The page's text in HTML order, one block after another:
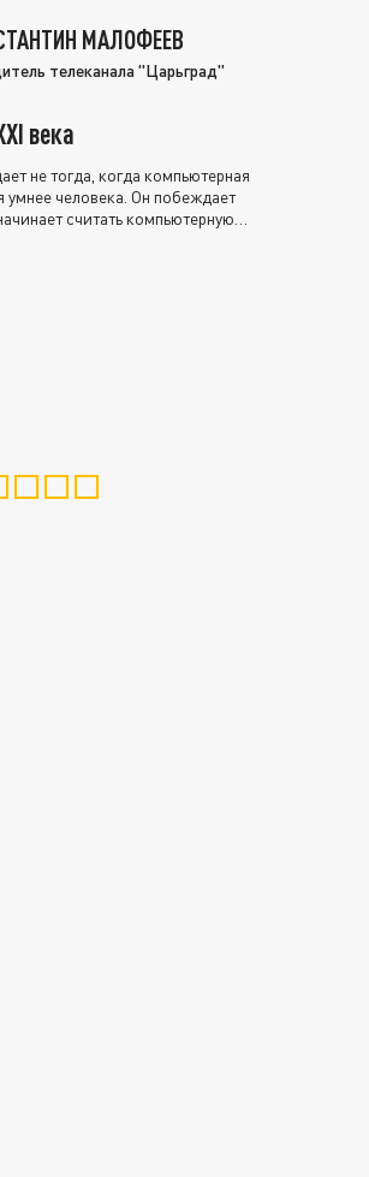
МАЛОФЕЕВ
телеканала "Царьград"
века
не тогда, когда компьютерная
умнее человека. Он побеждает
считать компьютерную